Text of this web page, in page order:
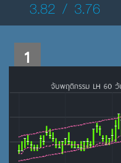
3.82 / 3.76
1